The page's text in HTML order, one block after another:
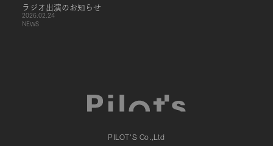
ラジオ出演のお知らせ
2026.02.24
NEWS
PILOT'S Co.,Ltd